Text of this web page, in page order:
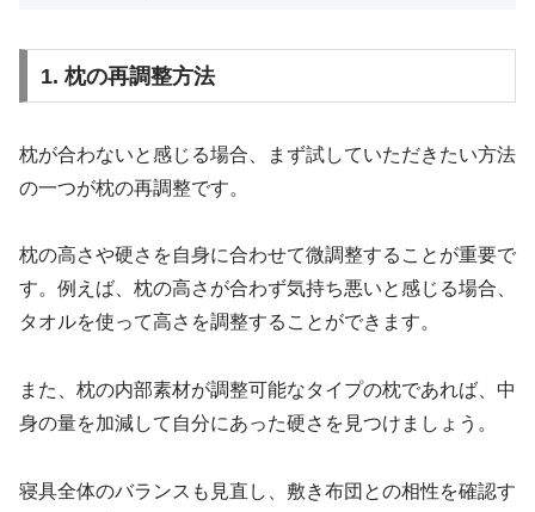
1. 枕の再調整方法
枕が合わないと感じる場合、まず試していただきたい方法
の一つが枕の再調整です。
枕の高さや硬さを自身に合わせて微調整することが重要で
す。例えば、枕の高さが合わず気持ち悪いと感じる場合、
タオルを使って高さを調整することができます。
また、枕の内部素材が調整可能なタイプの枕であれば、中
身の量を加減して自分にあった硬さを見つけましょう。
寝具全体のバランスも見直し、敷き布団との相性を確認す